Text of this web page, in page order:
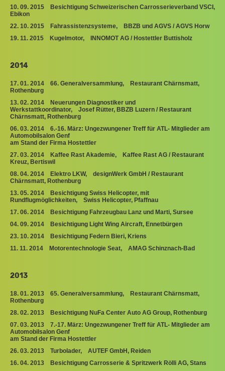
10. 09. 2015 Besichtigung Schweizerischen Carrosserieverband VSCI,
Ebikon
22. 10. 2015 Fahrassistenzsysteme, BBZB und AGVS / AGVS Horw
19. 11. 2015 Kugelmotor, INNOMOT AG / Hostettler Buttisholz
2014
17. 01. 2014 66. Generalversammlung, Restaurant Chärnsmatt,
Rothenburg
13. 02. 2014 Neuerungen Diagnostiker und
Werkstattkoordinator, Josef Rütter, BBZB Luzern / Restaurant
Chärnsmatt, Rothenburg
06. 03. 2014 6.-16. März: Ungezwungener Treff für ATL- Mitglieder am
Automobilsalon Genf
am Stand der Firma Hostettler
27. 03. 2014 Kaffee Rast Akademie, Kaffee Rast AG / Restaurant
Kreuz, Bertiswil
08. 04. 2014 Elektro LKW, designWerk GmbH / Restaurant
Chärnsmatt, Rothenburg
13. 05. 2014 Besichtigung Swiss Helicopter, mit
Rundflugmöglichkeiten, Swiss Helicopter, Pfaffnau
17. 06. 2014 Besichtigung Fahrzeugbau Lanz und Marti, Sursee
04. 09. 2014 Besichtigung Light Wing Aircraft, Ennetbürgen
23. 10. 2014 Besichtigung Federn Bieri, Kriens
11. 11. 2014 Motorentechnologie Seat, AMAG Schinznach-Bad
2013
18. 01. 2013 65. Generalversammlung, Restaurant Chärnsmatt,
Rothenburg
28. 02. 2013 Besichtigung NuFa Center Auto AG Group, Rothenburg
07. 03. 2013 7.-17. März: Ungezwungener Treff für ATL- Mitglieder am
Automobilsalon Genf
am Stand der Firma Hostettler
26. 03. 2013 Turbolader, AUTEF GmbH, Reiden
16. 04. 2013 Besichtigung Carrosserie & Spritzwerk Rölli AG, Stans